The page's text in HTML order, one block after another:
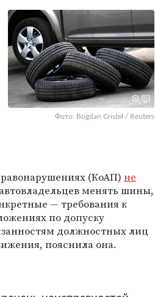
Фото: Bogdan Cristel / Reuters
(КоАП) не
менять шины,
— требования к
по допуску
должностных лиц
пояснила она.